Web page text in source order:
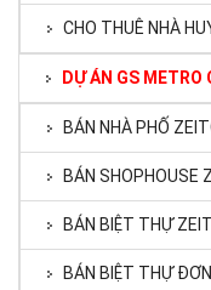
CHO THUÊ NHÀ
DỰ ÁN GS METRO
BÁN NHÀ PHỐ
BÁN SHOPHOUSE
BÁN BIỆT THỰ
BÁN BIỆT THỰ